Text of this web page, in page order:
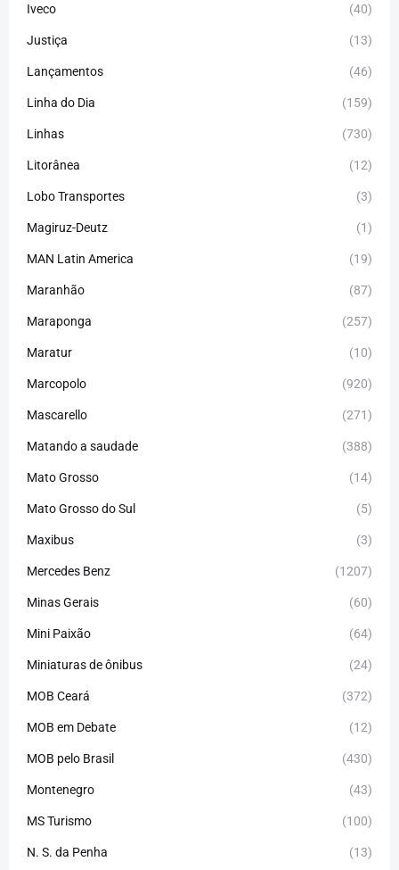
Iveco (40)
Justiça (13)
Lançamentos (46)
Linha do Dia (159)
Linhas (730)
Litorânea (12)
Lobo Transportes (3)
Magiruz-Deutz (1)
MAN Latin America (19)
Maranhão (87)
Maraponga (257)
Maratur (10)
Marcopolo (920)
Mascarello (271)
Matando a saudade (388)
Mato Grosso (14)
Mato Grosso do Sul (5)
Maxibus (3)
Mercedes Benz (1207)
Minas Gerais (60)
Mini Paixão (64)
Miniaturas de ônibus (24)
MOB Ceará (372)
MOB em Debate (12)
MOB pelo Brasil (430)
Montenegro (43)
MS Turismo (100)
N. S. da Penha (13)